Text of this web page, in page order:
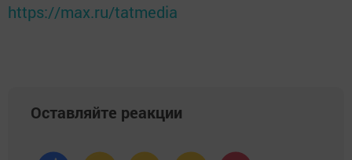
https://max.ru/tatmedia
Оставляйте реакции